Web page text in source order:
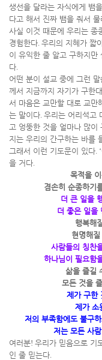
생선을 달라는 자식에게 뱀
다고 해서 진짜 뱀을 줘서
사실 이것 때문에 우리는 종
경험한다. 우리의 지혜가 짧
이 유익한 줄 알고 구하지만
다.
어떤 분이 설교 중에 그런
께서 지금까지 자기가 구한
서 마음은 교만할 대로 교만
는 말이다. 우리는 어리석고
고 엉뚱한 것을 얼마나 많이
지는 우리의 간구하는 바를
그래서 이런 기도문이 있다. ‘
을 거다.
목적을
겸손히 순종하기
더 큰 일을
더 좋은 일을
행복해
현명해
사람들의 칭찬
하나님이 필요함
삶을 즐길
모든 것을
제가 구한
제가 소
저의 부족함에도 불구
저는 모든 사
여러분! 우리가 믿음으로 기
인 줄 믿는다.